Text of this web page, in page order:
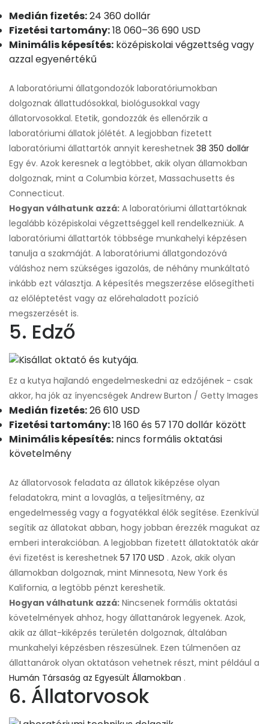
Medián fizetés:24 360 dollár
Fizetési tartomány:18 060–36 690 USD
Minimális képesítés: középiskolai végzettség vagy
azzal egyenértékű
A laboratóriumi állatgondozók laboratóriumokban
dolgoznak állattudósokkal, biológusokkal vagy
állatorvosokkal. Etetik, gondozzák és ellenőrzik a
laboratóriumi állatok jólétét. A legjobban fizetett
laboratóriumi állattartók annyit kereshetnek 38 350 dollár
Egy év. Azok keresnek a legtöbbet, akik olyan államokban
dolgoznak, mint a Columbia körzet, Massachusetts és
Connecticut.
Hogyan válhatunk azzá: A laboratóriumi állattartóknak
legalább középiskolai végzettséggel kell rendelkezniük. A
laboratóriumi állattartók többsége munkahelyi képzésen
tanulja a szakmáját. A laboratóriumi állatgondozóvá
váláshoz nem szükséges igazolás, de néhány munkáltató
inkább ezt választja. A képesítés megszerzése elősegítheti
az előléptetést vagy az előrehaladott pozíció
megszerzését is.
5. Edző
Ez a kutya hajlandó engedelmeskedni az edzőjének - csak
akkor, ha jók az ínyencségek Andrew Burton / Getty Images
Medián fizetés:26 610 USD
Fizetési tartomány:18 160 és 57 170 dollár között
Minimális képesítés: nincs formális oktatási
követelmény
Az állatorvosok feladata az állatok kiképzése olyan
feladatokra, mint a lovaglás, a teljesítmény, az
engedelmesség vagy a fogyatékkal élők segítése. Ezenkívül
segítik az állatokat abban, hogy jobban érezzék magukat az
emberi interakcióban. A legjobban fizetett állatoktatók akár
évi fizetést is kereshetnek 57 170 USD . Azok, akik olyan
államokban dolgoznak, mint Minnesota, New York és
Kalifornia, a legtöbb pénzt kereshetik.
Hogyan válhatunk azzá: Nincsenek formális oktatási
követelmények ahhoz, hogy állattanárok legyenek. Azok,
akik az állat-kiképzés területén dolgoznak, általában
munkahelyi képzésben részesülnek. Ezen túlmenően az
állattanárok olyan oktatáson vehetnek részt, mint például a
Humán Társaság az Egyesült Államokban .
6. Állatorvosok